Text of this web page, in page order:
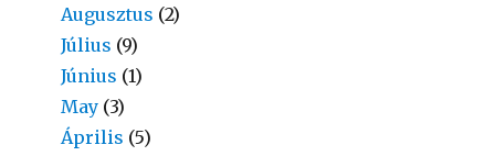
Augusztus (2)
Július (9)
Június (1)
May (3)
Április (5)